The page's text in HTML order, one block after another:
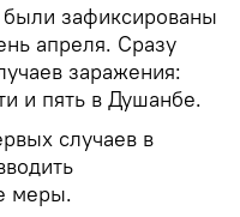
зафиксированы
апреля. Сразу
заражения:
и пять в Душанбе.
случаев в
меры.